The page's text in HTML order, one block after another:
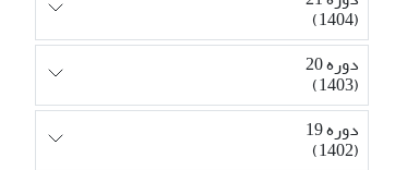
(1404)
دوره 20
(1403)
دوره 19
(1402)